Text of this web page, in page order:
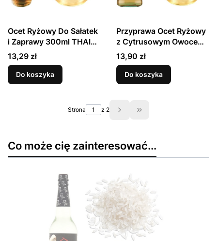
Ocet Ryżowy Do Sałatek
i Zaprawy 300ml THAI
DANCER
Cena
13,29 zł
Do koszyka
Przyprawa Ocet Ryżowy
z Cytrusowym Owocem
YUZU 250ml HOUSE OF
ASIA
Cena
13,90 zł
Do koszyka
Strona z 2 Przejdź do ostatniej
Co może cię zainteresować...